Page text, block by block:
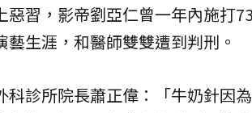
惡習，影帝劉亞仁曾一年內施打
藝生涯，和醫師雙雙遭到判刑。
科診所院長蕭正偉：「牛奶針因